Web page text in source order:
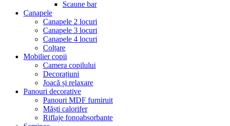
Scaune bar
Canapele
Canapele 2 locuri
Canapele 3 locuri
Canapele 4 locuri
Colțare
Mobilier copii
Camera copilului
Decorațiuni
Joacă și relaxare
Panouri decorative
Panouri MDF furniruit
Măști calorifer
Riflaje fonoabsorbante